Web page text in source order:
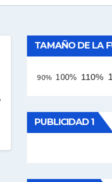
TAMAÑO DE LA
90% 100% 110%
PUBLICIDAD 1